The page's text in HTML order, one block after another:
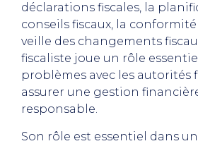
déclarations fiscales, la
conseils fiscaux, la conformité
veille des changements
fiscaliste joue un rôle
problèmes avec les autorités
assurer une gestion
responsable.
Son rôle est essentiel dans